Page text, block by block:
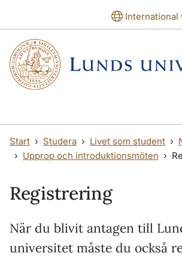
International
Start Studera Livet som student
Upprop och introduktionsmöten
Registrering
När du blivit antagen till
universitet måste du också